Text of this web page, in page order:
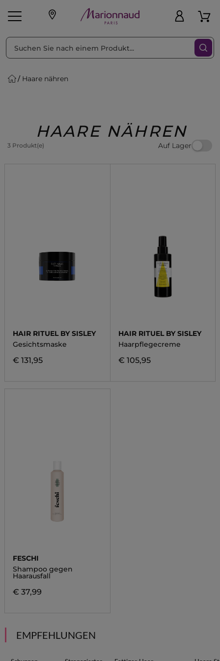
Geschenke
Outlet
Haare nähren
HAARE NÄHREN
3 Produkt(e) Auf Lager
sortieren nach Filter
HAIR RITUEL BY SISLEY
Gesichtsmaske
€ 131,95
HAIR RITUEL BY SISLEY
Haarpflegecreme
€ 105,95
FESCHI
Shampoo gegen
Haarausfall
€ 37,99
EMPFEHLUNGEN